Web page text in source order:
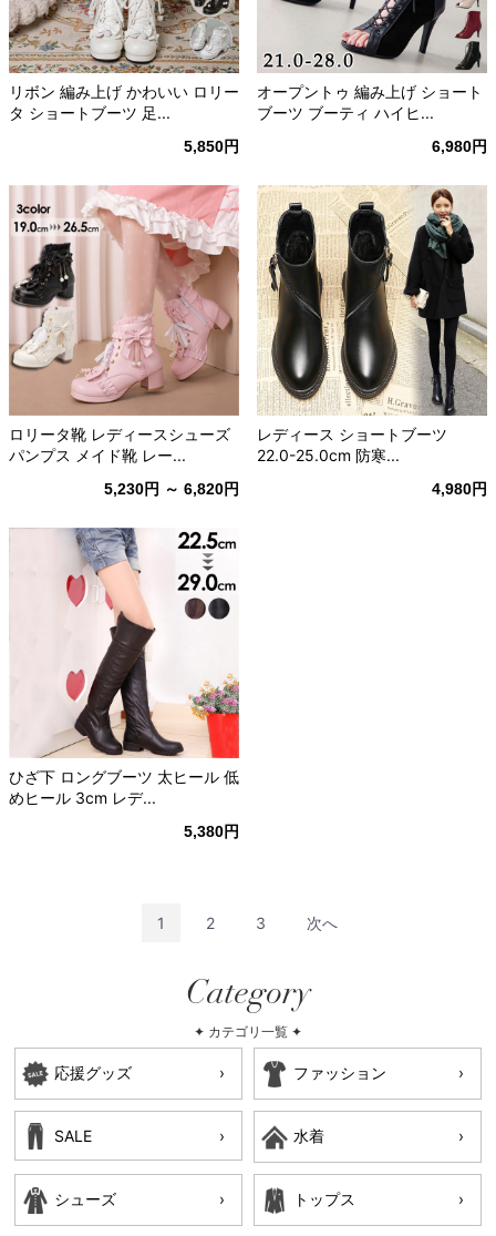
リボン 編み上げ かわいい ロリー
タ ショートブーツ 足...
5,850円
オープントゥ 編み上げ ショート
ブーツ ブーティ ハイヒ...
6,980円
ロリータ靴 レディースシューズ
パンプス メイド靴 レー...
5,230円 ～ 6,820円
レディース ショートブーツ
22.0-25.0cm 防寒...
4,980円
ひざ下 ロングブーツ 太ヒール 低
めヒール 3cm レデ...
5,380円
1 2 3 次へ
Category
✦ カテゴリ一覧 ✦
応援グッズ ファッション
SALE 水着
シューズ トップス